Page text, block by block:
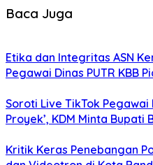
Baca Juga
Etika dan Integritas ASN
Pegawai Dinas PUTR KBB
Soroti Live TikTok Pegawai
Proyek’, KDM Minta
Kritik Keras Penebangan